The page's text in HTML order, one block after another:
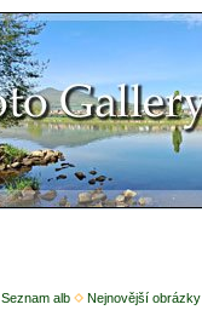
Seznam alb
Nejnovější obrázky